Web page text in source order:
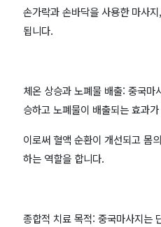
손가락과 손바닥을 사용한 마사
됩니다.
체온 상승과 노폐물 배출: 중국
승하고 노폐물이 배출되는 효과
이로써 혈액 순환이 개선되고 몸
하는 역할을 합니다.
종합적 치료 목적: 중국마사지는